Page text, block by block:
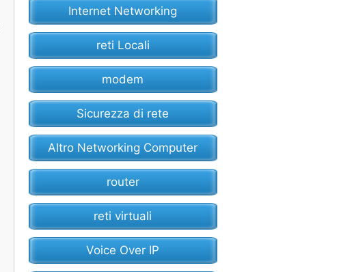
Internet Networking
reti Locali
modem
Sicurezza di rete
Altro Networking Computer
router
reti virtuali
Voice Over IP